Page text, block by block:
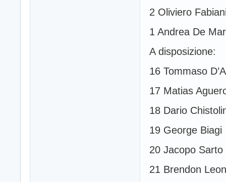
2 Oliviero
1 Andrea De
A disposizione:
16 Tommaso
17 Matias
18 Dario
19 George Biagi
20 Jacopo Sarto
21 Brendon